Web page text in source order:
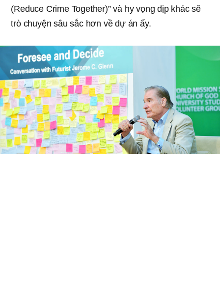
(Reduce Crime Together)” và hy vọng dịp khác sẽ
trò chuyện sâu sắc hơn về dự án ấy.